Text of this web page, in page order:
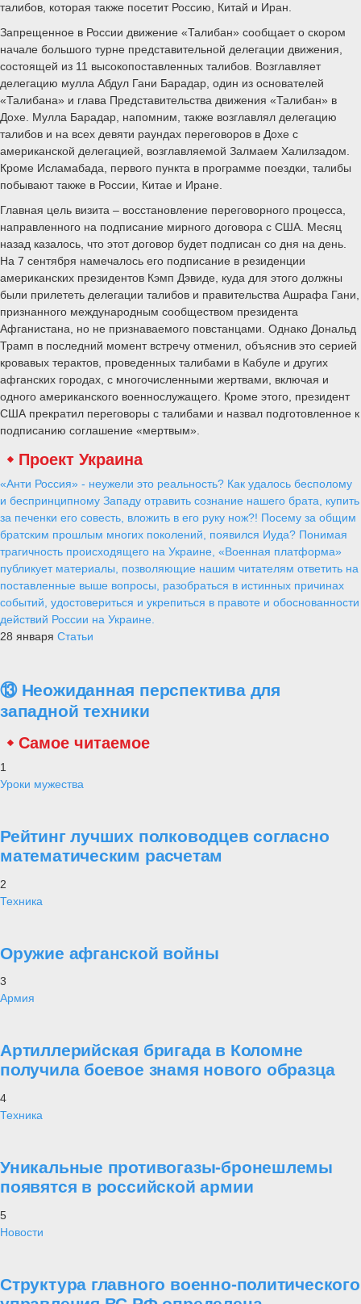
талибов, которая также посетит Россию, Китай и Иран.
Запрещенное в России движение «Талибан» сообщает о скором
начале большого турне представительной делегации движения,
состоящей из 11 высокопоставленных талибов. Возглавляет
делегацию мулла Абдул Гани Барадар, один из основателей
«Талибана» и глава Представительства движения «Талибан» в
Дохе. Мулла Барадар, напомним, также возглавлял делегацию
талибов и на всех девяти раундах переговоров в Дохе с
американской делегацией, возглавляемой Залмаем Халилзадом.
Кроме Исламабада, первого пункта в программе поездки, талибы
побывают также в России, Китае и Иране.
Главная цель визита – восстановление переговорного процесса,
направленного на подписание мирного договора с США. Месяц
назад казалось, что этот договор будет подписан со дня на день.
На 7 сентября намечалось его подписание в резиденции
американских президентов Кэмп Дэвиде, куда для этого должны
были прилететь делегации талибов и правительства Ашрафа Гани,
признанного международным сообществом президента
Афганистана, но не признаваемого повстанцами. Однако Дональд
Трамп в последний момент встречу отменил, объяснив это серией
кровавых терактов, проведенных талибами в Кабуле и других
афганских городах, с многочисленными жертвами, включая и
одного американского военнослужащего. Кроме этого, президент
США прекратил переговоры с талибами и назвал подготовленное к
подписанию соглашение «мертвым».
Проект Украина
«Анти Россия» - неужели это реальность? Как удалось бесполому
и беспринципному Западу отравить сознание нашего брата, купить
за печенки его совесть, вложить в его руку нож?! Посему за общим
братским прошлым многих поколений, появился Иуда? Понимая
трагичность происходящего на Украине, «Военная платформа»
публикует материалы, позволяющие нашим читателям ответить на
поставленные выше вопросы, разобраться в истинных причинах
событий, удостовериться и укрепиться в правоте и обоснованности
действий России на Украине.
28 января Статьи
⑬ Неожиданная перспектива для
западной техники
Самое читаемое
1
Уроки мужества
Рейтинг лучших полководцев согласно
математическим расчетам
2
Техника
Оружие афганской войны
3
Армия
Артиллерийская бригада в Коломне
получила боевое знамя нового образца
4
Техника
Уникальные противогазы-бронешлемы
появятся в российской армии
5
Новости
Структура главного военно-политического